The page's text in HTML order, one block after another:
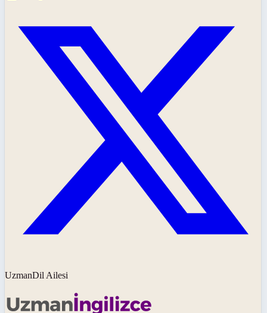
UzmanDil Ailesi